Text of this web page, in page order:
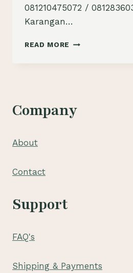
081210475072 /
Karangan…
READ MORE KARANGAN
LAMPUNG
Company
About
Contact
Support
FAQ's
Shipping & Payments